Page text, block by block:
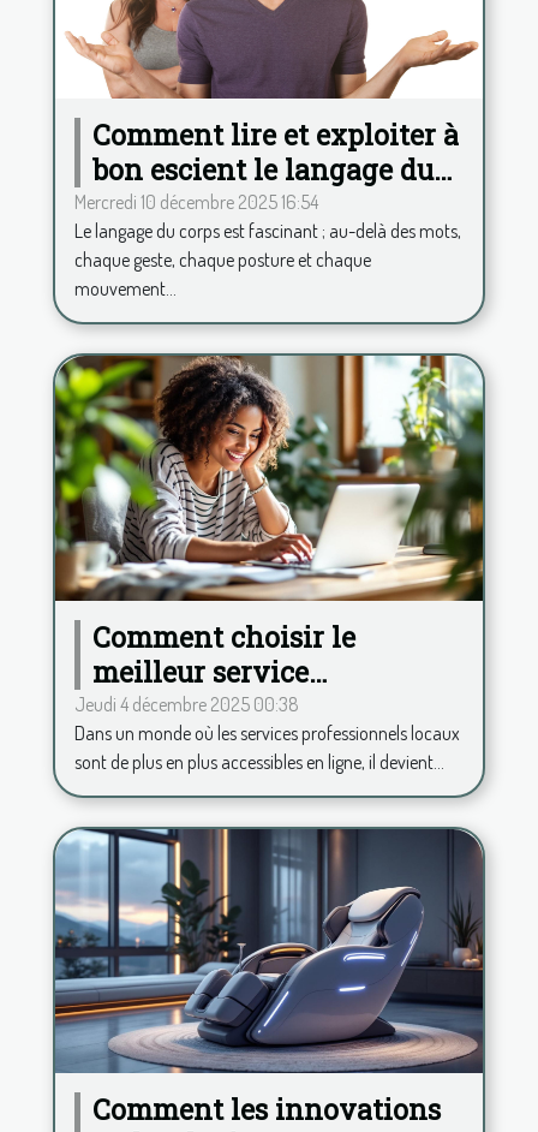
Comment lire et exploiter à
bon escient le langage du
corps ?
Mercredi 10 décembre 2025 16:54
Le langage du corps est fascinant ; au-delà des mots,
chaque geste, chaque posture et chaque
mouvement...
Comment choisir le
meilleur service
professionnel local en
ligne ?
Jeudi 4 décembre 2025 00:38
Dans un monde où les services professionnels locaux
sont de plus en plus accessibles en ligne, il devient...
Comment les innovations